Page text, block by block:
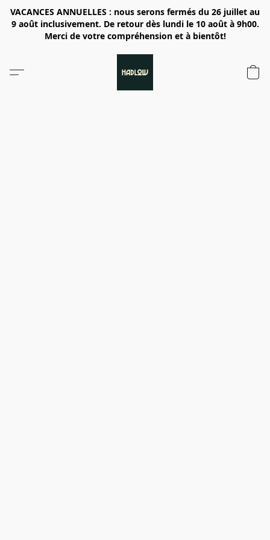
VACANCES ANNUELLES : nous serons fermés du 26 juillet au
9 août inclusivement. De retour dès lundi le 10 août à 9h00.
Merci de votre compréhension et à bientôt!